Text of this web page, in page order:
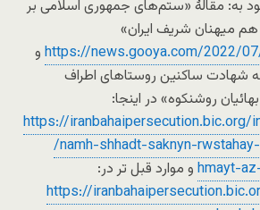
به: مقالۀ «ستم‌های جمهوری اسلامی بر
میهنان شریف ایران»
https://news.gooya.com/2022/ و
شهادت ساکنین روستاهای اطراف
روشنکوه» در اینجا:
https://iranbahaipersecution.bic.org/
/namh-shhadt-saknyn-
hmayt- و موارد قبل تر در:
https://